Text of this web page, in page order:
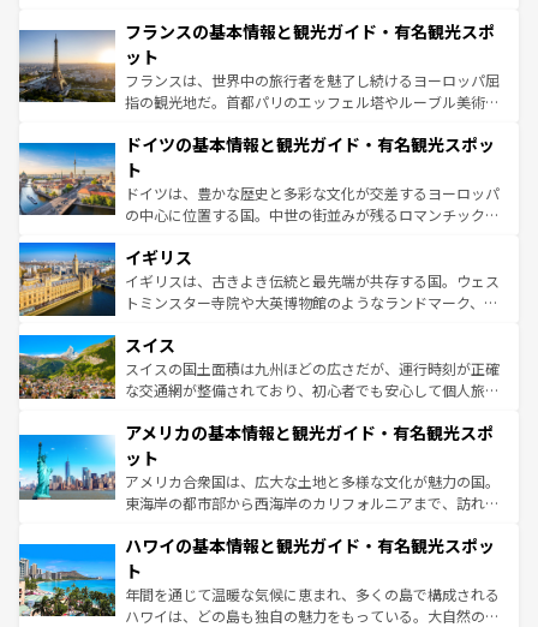
なお、新着のイタリア情報はコンテンツ一覧を参照してほ
しい。
文化が根付くこの国では、情熱的なフラメンコ、熱気あふ
れる闘牛、そして美味しいタパスが生活の一部となってい
る。首都マドリードの洗練された雰囲気や、バルセロナの
アートに溢れた街角から、地方では古代ローマ遺跡や中世
せる。地方によって風土や気候が異なるスペインはその個
ンテンツ一覧 を参照してほしい。
フランスの基本情報と観光ガイド・有名観光スポ
ット
フランスは、世界中の旅行者を魅了し続けるヨーロッパ屈
指の観光地だ。首都パリのエッフェル塔やルーブル美術館
で、幅広い魅力が詰まっている。華麗な宮殿、歴史的な大
聖堂、美しいビーチ、そして豊かな自然が、訪れる者を心
から魅了する。また、フランスは美食の国としても知ら
れ、フランス料理はユネスコ無形文化遺産にも登録されて
香り高いラベンダー畑など、多彩な楽しみ方が可能だ。さ
らに、パリ以外の地域にも魅力が溢れており、どの街角に
も豊かな歴史と文化が息づいている。パリ以外の個性あふ
を参照してほしい。
ドイツの基本情報と観光ガイド・有名観光スポッ
ト
ドイツは、豊かな歴史と多彩な文化が交差するヨーロッパ
の中心に位置する国。中世の街並みが残るロマンチック街
顔を持つこの国は、どこを歩いても飽きることがない。ベ
ルリンの文化的活気、バイエルン州のアルプスの絶景、そ
してライン川沿いのワイン畑といった風景は必見。ビール
は、お酒好きな人にはぜひ体験してほしい。 なお、新着の
ドイツ情報はコンテンツ一覧を参照してほしい。
イギリス
イギリスは、古きよき伝統と最先端が共存する国。ウェス
トミンスター寺院や大英博物館のようなランドマーク、歴
リアごとに異なる魅力がある。また、優雅なアフタヌーン
ティー、ビール好きにはたまらない英国パブ、サッカー観
戦など、本場だからこそできる体験も豊富。イギリスを旅
ンツ一覧を参照してほしい。
スイス
スイスの国土面積は九州ほどの広さだが、運行時刻が正確
な交通網が整備されており、初心者でも安心して個人旅行
の建物がそのまま残る町や、スイスならではのユニークな
博物館もあり、アルプス観光だけでなく町歩きも満喫する
ことができる。国民の所得が高いため物価も高いが、旅行
者向けの交通パス提供のサービスもあり、うまく活用すれ
着のスイス情報はコンテンツ一覧を参照してほしい。
アメリカの基本情報と観光ガイド・有名観光スポ
ット
アメリカ合衆国は、広大な土地と多様な文化が魅力の国。
東海岸の都市部から西海岸のカリフォルニアまで、訪れる
のような巨大都市は、観光、ショッピング、エンターテイ
ンメントが詰まった刺激的なスポットだ。一方、アメリカ
西部には大自然が広がり、グランドキャニオンやイエロー
ストーン国立公園といった絶景が堪能できる。さらに、南
ハワイの基本情報と観光ガイド・有名観光スポッ
ト
年間を通じて温暖な気候に恵まれ、多くの島で構成される
ハワイは、どの島も独自の魅力をもっている。大自然の神